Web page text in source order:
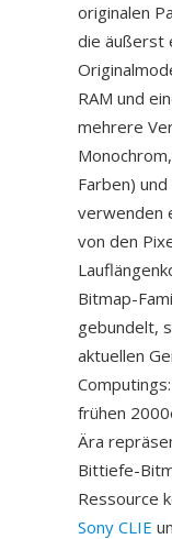
originalen
die äußerst
RAM und
mehrere
Farben)
verwenden
von den
Bitmap-
gebundelt,
aktuellen
frühen
Ära
Bittiefe-
Ressource
Sony CLIE